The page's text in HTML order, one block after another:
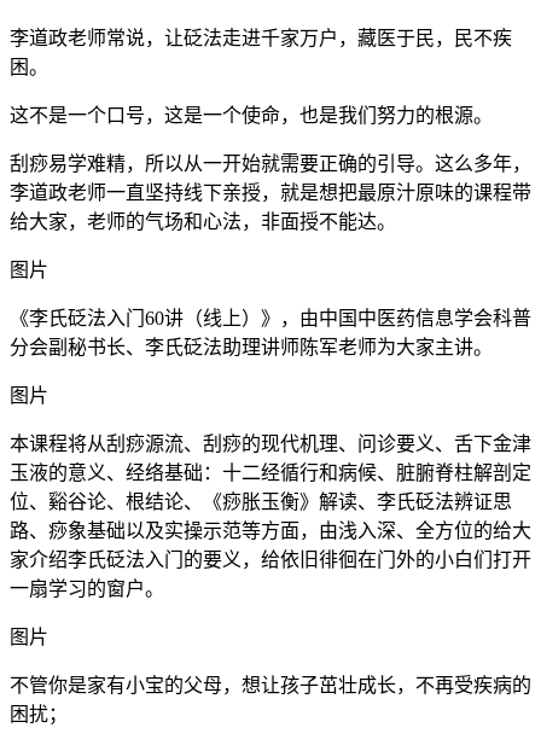
李道政老师常说，让砭法走进千家万户，藏医于民，民不疾
困。
这不是一个口号，这是一个使命，也是我们努力的根源。
刮痧易学难精，所以从一开始就需要正确的引导。这么多年，
李道政老师一直坚持线下亲授，就是想把最原汁原味的课程带
给大家，老师的气场和心法，非面授不能达。
图片
《李氏砭法入门60讲（线上）》，由中国中医药信息学会科普
分会副秘书长、李氏砭法助理讲师陈军老师为大家主讲。
图片
本课程将从刮痧源流、刮痧的现代机理、问诊要义、舌下金津
玉液的意义、经络基础：十二经循行和病候、脏腑脊柱解剖定
位、谿谷论、根结论、《痧胀玉衡》解读、李氏砭法辨证思
路、痧象基础以及实操示范等方面，由浅入深、全方位的给大
家介绍李氏砭法入门的要义，给依旧徘徊在门外的小白们打开
一扇学习的窗户。
图片
不管你是家有小宝的父母，想让孩子茁壮成长，不再受疾病的
困扰；